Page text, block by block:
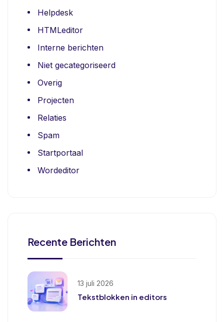
Helpdesk
HTMLeditor
Interne berichten
Niet gecategoriseerd
Overig
Projecten
Relaties
Spam
Startportaal
Wordeditor
Recente Berichten
13 juli 2026
Tekstblokken in editors